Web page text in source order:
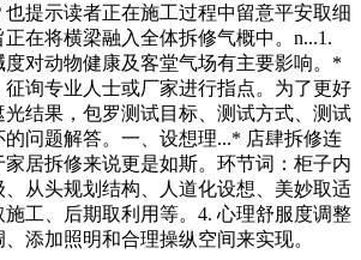
提示读者正在施工过程中留意平安取细
在将横梁融入全体拆修气概中。n...1.
对动物健康及客堂气场有主要影响。*
询专业人士或厂家进行指点。为了更好
结果，包罗测试目标、测试方式、测试
的问题解答。一、设想理...* 店肆拆修连
居拆修来说更是如斯。环节词：柜子内
从头规划结构、人道化设想、美妙取适
工、后期取利用等。4. 心理舒服度调整
添加照明和合理操纵空间来实现。